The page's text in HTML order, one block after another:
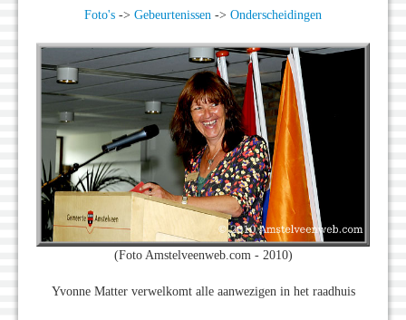
Foto's -> Gebeurtenissen -> Onderscheidingen
(Foto Amstelveenweb.com - 2010)
Yvonne Matter verwelkomt alle aanwezigen in het raadhuis